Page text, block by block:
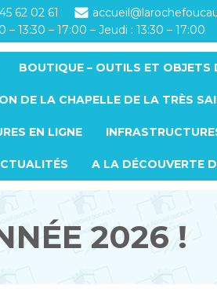
62 02 61
13:30 – 17:00 – Jeudi : 13:30 – 17:00
BOUTIQUE – OUTILS ET OBJETS
DE LA CHAPELLE DE LA TRÈS
EN LIGNE
A LA DÉCOUVERTE
2026 !